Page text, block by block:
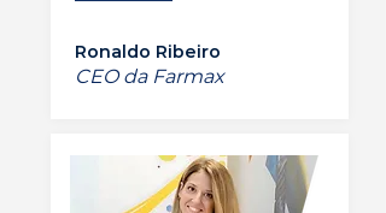
Ronaldo Ribeiro
CEO da Farmax